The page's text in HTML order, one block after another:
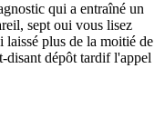
qui a entraîné un
sept oui vous lisez
laissé plus de la moitié de
disant dépôt tardif l'appel